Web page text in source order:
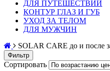
ДЛЯ ПУТЕШЕСТВИЙ
КОНТУР ГЛАЗ И ГУБ
УХОД ЗА ТЕЛОМ
ДЛЯ МУЖЧИН
SOLAR CARE до и после
Фильтр
Сортировать